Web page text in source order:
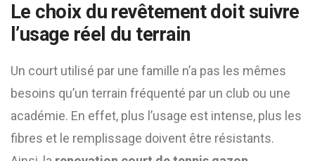
Le choix du revêtement doit suivre
l’usage réel du terrain
Un court utilisé par une famille n’a pas les mêmes
besoins qu’un terrain fréquenté par un club ou une
académie. En effet, plus l’usage est intense, plus les
fibres et le remplissage doivent être résistants.